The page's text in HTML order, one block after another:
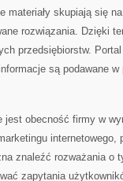
materiały skupiają się
rozwiązania. Dzięki
przedsiębiorstw.
są podawane
jest obecność firmy w
internetowego,
znaleźć rozważania o
zapytania